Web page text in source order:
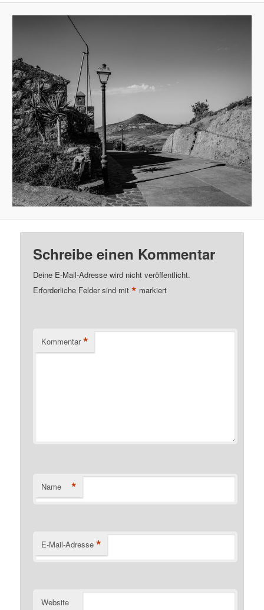
Schreibe einen Kommentar
Deine E-Mail-Adresse wird nicht veröffentlicht.
Erforderliche Felder sind mit* markiert
Kommentar *
Name *
E-Mail-Adresse *
Website